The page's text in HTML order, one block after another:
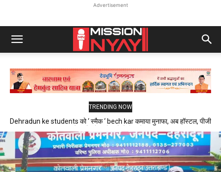
Advertisement
TRENDING NOW
Dehradun ke students को ‘ स्मैक ‘ bech kar कमाया मुनाफा, अब हॉस्टल, पीजी